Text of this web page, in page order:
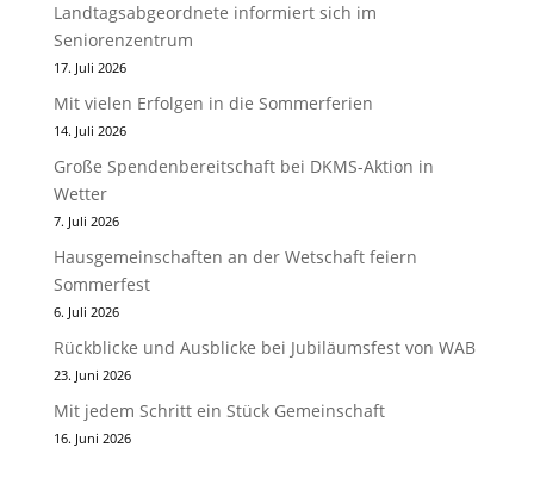
Landtagsabgeordnete informiert sich im
Seniorenzentrum
17. Juli 2026
Mit vielen Erfolgen in die Sommerferien
14. Juli 2026
Große Spendenbereitschaft bei DKMS-Aktion in
Wetter
7. Juli 2026
Hausgemeinschaften an der Wetschaft feiern
Sommerfest
6. Juli 2026
Rückblicke und Ausblicke bei Jubiläumsfest von WAB
23. Juni 2026
Mit jedem Schritt ein Stück Gemeinschaft
16. Juni 2026